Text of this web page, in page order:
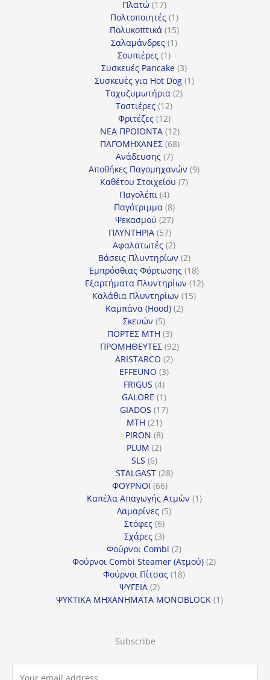
Πλατώ 1717
προϊόντα
Πολτοποιητές 11
προϊόν
Πολυκοπτικά 1515
προϊόντα
Σαλαμάνδρες 11
Σουπιέρες 11
προϊόν
Συσκευές Pancake 33
προϊόντα
Συσκευές για Hot Dog 11
Ταχυζυμωτήρια 22
Τοστιέρες 1212
προϊόντα
Φριτέζες 1212
προϊόντα
ΝΕΑ ΠΡΟΪΟΝΤΑ 1212
προϊόντα
ΠΑΓΟΜΗΧΑΝΕΣ 6868
Ανάδευσης 77
προϊόντα
Αποθήκες Παγομηχανών 99
Καθέτου Στοιχείου 77
Παγολέπι 44
προϊόντα
Παγότριμμα 88
προϊόντα
Ψεκασμού 2727
προϊόντα
ΠΛΥΝΤΗΡΙΑ 5757
προϊόντα
Αφαλατωτές 22
προϊόντα
Βάσεις Πλυντηρίων 22
προϊόντα
Εμπρόσθιας Φόρτωσης 1818
προϊόντα
Εξαρτήματα Πλυντηρίων 1212
Καλάθια Πλυντηρίων 1515
Καμπάνα (Hood) 22
Σκευών 55
προϊόντα
ΠΟΡΤΕΣ MTH 33
προϊόντα
ΠΡΟΜΗΘΕΥΤΕΣ 9292
ARISTARCO 22
EFFEUNO 33
FRIGUS 44
προϊόντα
GALORE 11
προϊόν
GIADOS 1717
MTH 2121
προϊόντα
PIRON 88
προϊόντα
PLUM 22
SLS 66
προϊόντα
STALGAST 2828
ΦΟΥΡΝΟΙ 6666
προϊόντα
Καπέλα Απαγωγής Ατμών 11
Λαμαρίνες 55
Στόφες 66
προϊόντα
Σχάρες 33
προϊόντα
Φούρνοι Combi 22
προϊόντα
Φούρνοι Combi Steamer (Ατμού) 22
Φούρνοι Πίτσας 1818
ΨΥΓΕΙΑ 22
προϊόντα
ΨΥΚΤΙΚΑ ΜΗΧΑΝΗΜΑΤΑ MONOBLOCK 11
Subscribe